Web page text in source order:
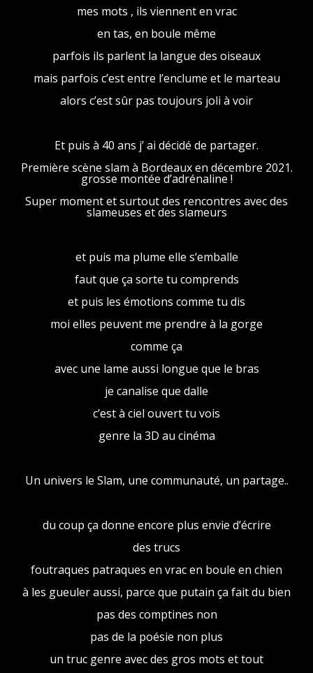
mes mots , ils viennent en vrac
en tas, en boule même
parfois ils parlent la langue des oiseaux
mais parfois c’est entre l’enclume et le marteau
alors c’est sûr pas toujours joli à voir
Et puis à 40 ans j’ ai décidé de partager.
Première scène slam à Bordeaux en décembre 2021.
grosse montée d’adrénaline !
Super moment et surtout des rencontres avec des
slameuses et des slameurs
et puis ma plume elle s‘emballe
faut que ça sorte tu comprends
et puis les émotions comme tu dis
moi elles peuvent me prendre à la gorge
comme ça
avec une lame aussi longue que le bras
je canalise que dalle
c’est à ciel ouvert tu vois
genre la 3D au cinéma
Un univers le Slam, une communauté, un partage..
du coup ça donne encore plus envie d’écrire
des trucs
foutraques patraques en vrac en boule en chien
à les gueuler aussi, parce que putain ça fait du bien
pas des comptines non
pas de la poésie non plus
un truc genre avec des gros mots et tout